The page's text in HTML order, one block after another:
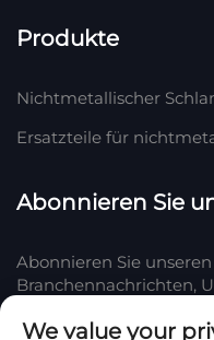
Produkte
Nichtmetallischer
Ersatzteile für
Abonnieren Sie
Abonnieren Sie
Branchennachrichten,
We value your